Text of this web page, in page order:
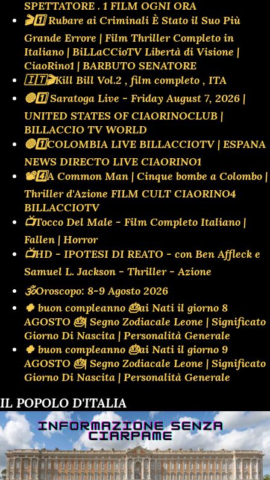
SPETTATORE . 1 FILM OGNI ORA
🎬1️⃣ Rubare ai Criminali È Stato il Suo Più
Grande Errore | Film Thriller Completo in
Italiano | BiLLaCCioTV Libertà di Visione |
CiaoRino1 | BARBUTO SENATORE
🇮🇹🎬Kill Bill Vol.2 , film completo , ITA
🔴1️⃣ Saratoga Live - Friday August 7, 2026 |
UNITED STATES OF CIAORINOCLUB |
BILLACCIO TV WORLD
🔴1️⃣COLOMBIA LIVE BILLACCIOTV | ESPANA
NEWS DIRECTO LIVE CIAORINO1
📽️4️⃣A Common Man | Cinque bombe a Colombo |
Thriller d'Azione FILM CULT CIAORINO4
BILLACCIOTV
📺Tocco Del Male - Film Completo Italiano |
Fallen | Horror
📺HD - IPOTESI DI REATO - con Ben Affleck e
Samuel L. Jackson - Thriller - Azione
🕉Oroscopo: 8-9 Agosto 2026
🍀 buon compleanno 🎂ai Nati il giorno 8
AGOSTO 🎂| Segno Zodiacale Leone | Significato
Giorno Di Nascita | Personalità Generale
🍀 buon compleanno 🎂ai Nati il giorno 9
AGOSTO 🎂| Segno Zodiacale Leone | Significato
Giorno Di Nascita | Personalità Generale
IL POPOLO D'ITALIA